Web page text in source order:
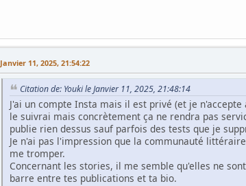
Janvier 11, 2025, 21:54:22
Citation de: Youki le Janvier 11, 2025, 21:48:14
J'ai un compte Insta mais il est privé (et je
le suivrai mais concrètement ça ne rendra pas
publie rien dessus sauf parfois des tests que je
Je n'ai pas l'impression que la communauté
me tromper.
Concernant les stories, il me semble qu'elles ne
barre entre tes publications et ta bio.